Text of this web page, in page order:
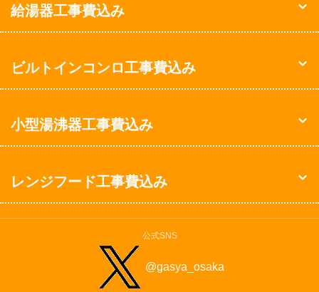
給湯器工事費込み
ビルトインコンロ工事費込み
小型湯沸器工事費込み
レンジフード工事費込み
公式SNS
@gasya_osaka